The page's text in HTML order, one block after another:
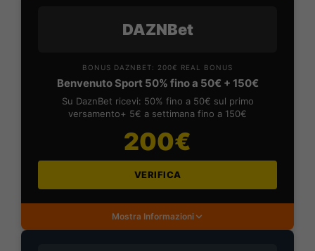
DAZNBet
BONUS DAZNBET: 200€ REAL BONUS
Benvenuto Sport 50% fino a 50€ + 150€
Su DaznBet ricevi: 50% fino a 50€ sul primo
versamento+ 5€ a settimana fino a 150€
200€
VERIFICA
Mostra Informazioni